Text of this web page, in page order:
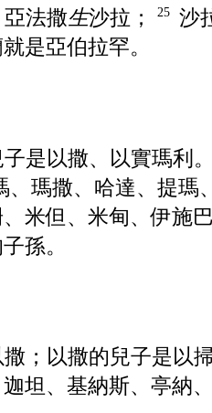
亞法撒生沙拉 ； 25 沙
就是亞伯拉罕。
是 以撒、 以實瑪利 。
、 瑪撒、 哈達、 提瑪
、 米但 、 米甸、伊施巴
孫。
撒； 以撒的兒子是 以
迦坦、 基納斯、 亭納、